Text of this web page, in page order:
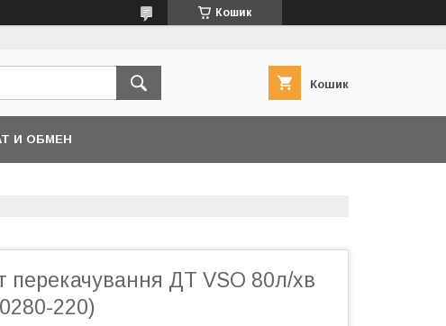
Кошик
Кошик
И ОБМЕН
перекачування ДТ VSO 80л/хв
220)